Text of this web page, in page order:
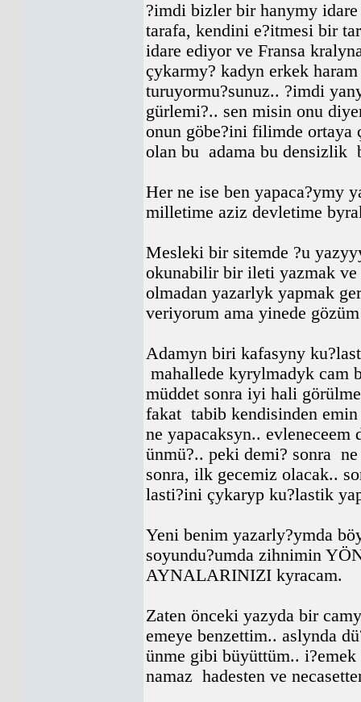
?imdi bizler bir hanymy
tarafa, kendini e?itmesi bir
idare ediyor ve Fransa
çykarmy? kadyn erkek
turuyormu?sunuz.. ?imdi
gürlemi?.. sen misin onu
onun göbe?ini filimde ortaya
olan bu adama bu densizlik
Her ne ise ben yapaca?ymy
milletime aziz devletime
Mesleki bir sitemde ?u
okunabilir bir ileti yazmak
olmadan yazarlyk yapmak
veriyorum ama yinede
Adamyn biri kafasyny
mahallede kyrylmadyk cam
müddet sonra iyi hali
fakat tabib kendisinden
ne yapacaksyn..
ünmü?.. peki demi? sonra
sonra, ilk gecemiz olacak..
lasti?ini çykaryp ku?lastik
Yeni benim yazarly?ymda
soyundu?umda zihnimin
AYNALARINIZI kyracam.
Zaten önceki yazyda bir
emeye benzettim.. aslynda
ünme gibi büyüttüm..
namaz hadesten ve